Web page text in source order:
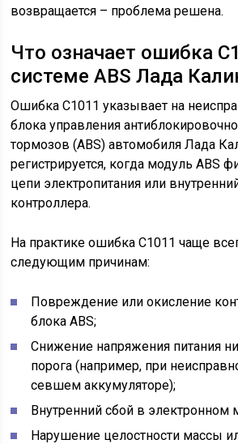
возвращается – проблема решена.
Что означает ошибка
системе ABS Лада
Ошибка С1011 указывает на
блока управления
тормозов (ABS) автомобиля Лада
регистрируется, когда модуль ABS
цепи электропитания или
контроллера.
На практике ошибка С1011 чаще
следующим причинам:
Повреждение или окисление
блока ABS;
Снижение напряжения питания
порога (например, при
севшем аккумуляторе);
Внутренний сбой в электронном
Нарушение целостности массы